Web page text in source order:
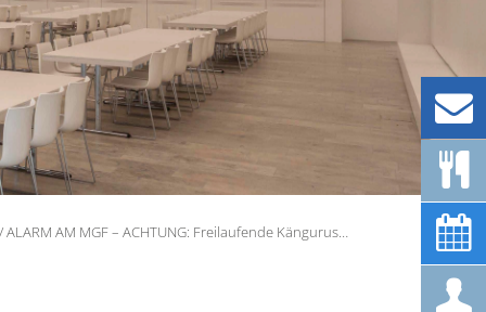
ALARM AM MGF – ACHTUNG: Freilaufende Kängurus…



